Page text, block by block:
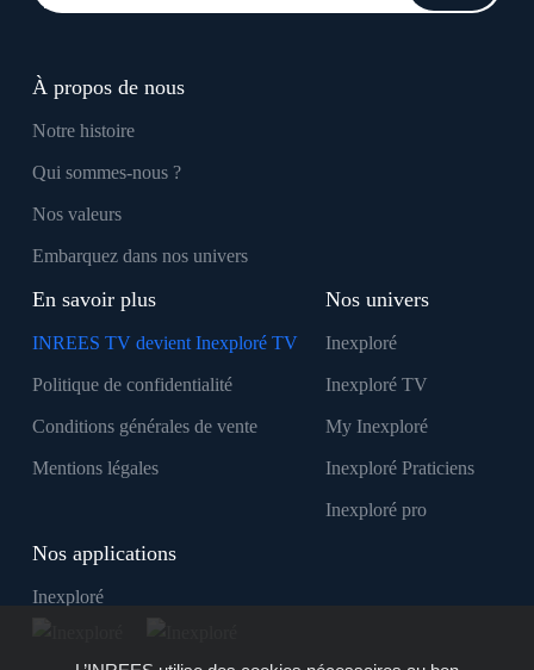
À propos de nous
Notre histoire
Qui sommes-nous ?
Nos valeurs
Embarquez dans nos univers
En savoir plus
INREES TV devient Inexploré TV
Politique de confidentialité
Conditions générales de vente
Mentions légales
Nos univers
Inexploré
Inexploré TV
My Inexploré
Inexploré Praticiens
Inexploré pro
Nos applications
Inexploré